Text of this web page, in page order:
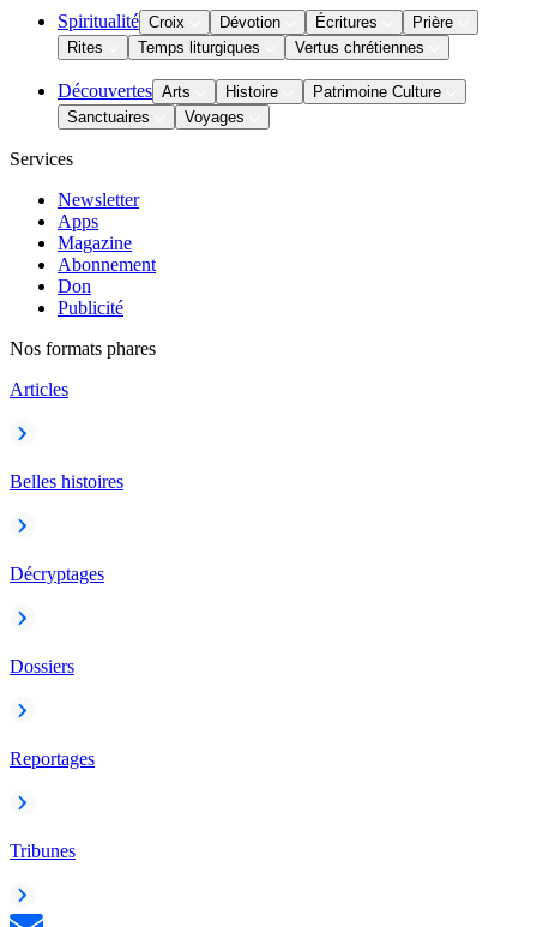
Spiritualité Croix Dévotion Écritures
Prière
Rites
Temps liturgiques Vertus chrétiennes
Découvertes Arts Histoire
Patrimoine Culture
Sanctuaires
Voyages
Services
Newsletter
Apps
Magazine
Abonnement
Don
Publicité
Nos formats phares
Articles
Belles histoires
Décryptages
Dossiers
Reportages
Tribunes